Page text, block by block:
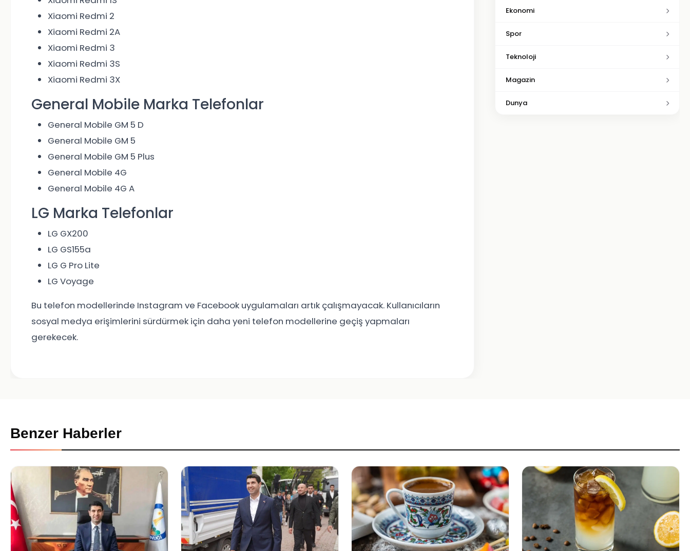
Xiaomi Redmi 2
Xiaomi Redmi 2A
Xiaomi Redmi 3
Xiaomi Redmi 3S
Xiaomi Redmi 3X
General Mobile Marka Telefonlar
General Mobile GM 5 D
General Mobile GM 5
General Mobile GM 5 Plus
General Mobile 4G
General Mobile 4G A
LG Marka Telefonlar
LG GX200
LG GS155a
LG G Pro Lite
LG Voyage
Bu telefon modellerinde Instagram ve Facebook uygulamaları artık çalışmayacak. Kullanıcıların
sosyal medya erişimlerini sürdürmek için daha yeni telefon modellerine geçiş yapmaları
gerekecek.
Ekonomi
Spor
Teknoloji
Magazin
Dunya
Benzer Haberler